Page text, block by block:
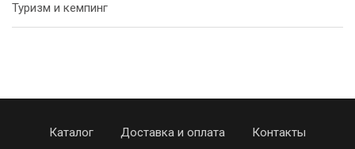
Туризм и кемпинг
Каталог Доставка и оплата Контакты